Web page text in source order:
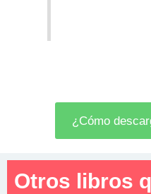
¿Cómo
Otros libros